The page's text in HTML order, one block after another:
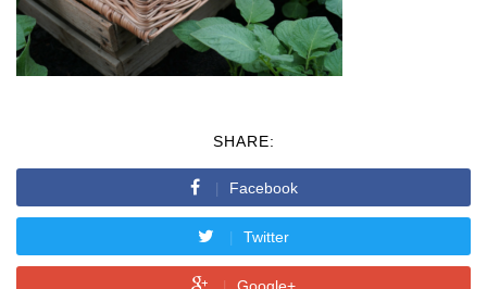
SHARE:
Facebook
Twitter